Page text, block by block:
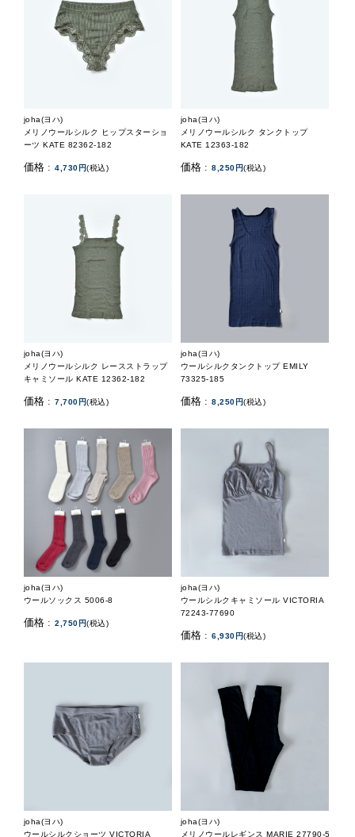
joha(ヨハ)
メリノウールシルク ヒップスターショ
ーツ KATE 82362-182
価格 : 4,730円(税込)
joha(ヨハ)
メリノウールシルク タンクトップ
KATE 12363-182
価格 : 8,250円(税込)
joha(ヨハ)
メリノウールシルク レースストラップ
キャミソール KATE 12362-182
価格 : 7,700円(税込)
joha(ヨハ)
ウールシルクタンクトップ EMILY
73325-185
価格 : 8,250円(税込)
joha(ヨハ)
ウールソックス 5006-8
価格 : 2,750円(税込)
joha(ヨハ)
ウールシルクキャミソール VICTORIA
72243-77690
価格 : 6,930円(税込)
joha(ヨハ)
ウールシルクショーツ VICTORIA
joha(ヨハ)
メリノウールレギンス MARIE 27790-5